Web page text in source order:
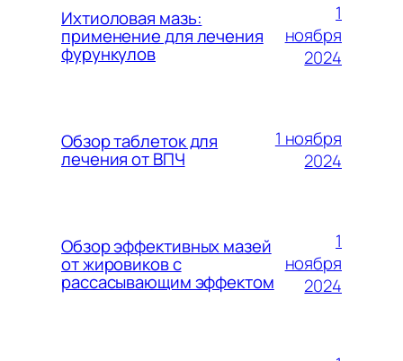
Ихтиоловая мазь:
применение для лечения
фурункулов
1
ноября
2024
Обзор таблеток для
лечения от ВПЧ
1 ноября
2024
Обзор эффективных мазей
от жировиков с
рассасывающим эффектом
1
ноября
2024